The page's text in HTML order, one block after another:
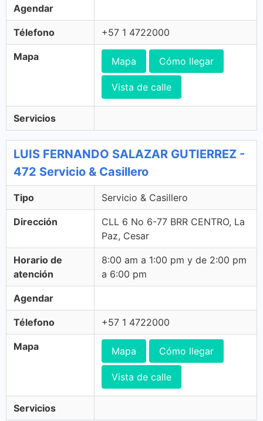
Agendar
Télefono +57 1 4722000
Mapa Mapa Cómo llegar
Vista de calle
Servicios
LUIS FERNANDO SALAZAR GUTIERREZ -
472 Servicio & Casillero
Tipo Servicio & Casillero
Dirección
CLL 6 No 6-77 BRR CENTRO, La
Paz, Cesar
Horario de
atención
8:00 am a 1:00 pm y de 2:00 pm
a 6:00 pm
Agendar
Télefono +57 1 4722000
Mapa Mapa Cómo llegar
Vista de calle
Servicios